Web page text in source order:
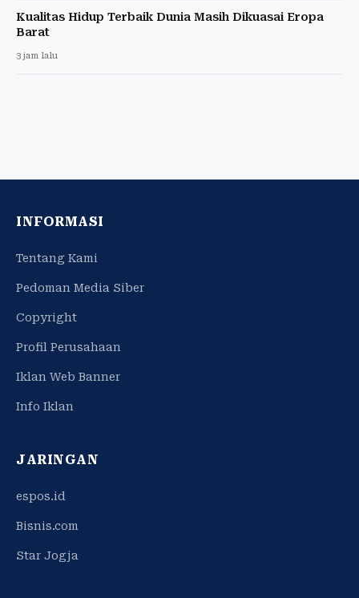
Kualitas Hidup Terbaik Dunia Masih Dikuasai Eropa
Barat
3 jam lalu
INFORMASI
Tentang Kami
Pedoman Media Siber
Copyright
Profil Perusahaan
Iklan Web Banner
Info Iklan
JARINGAN
espos.id
Bisnis.com
Star Jogja